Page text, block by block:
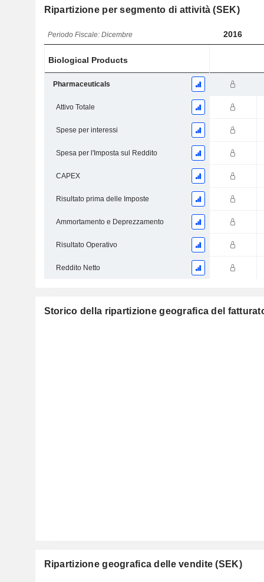
Ripartizione per segmento di attività (SEK)
Periodo Fiscale: Dicembre 2016
Biological Products
Pharmaceuticals
Attivo Totale
Spese per interessi
Spesa per l'Imposta sul Reddito
CAPEX
Risultato prima delle Imposte
Ammortamento e Deprezzamento
Risultato Operativo
Reddito Netto
Storico della ripartizione geografica del
Ripartizione geografica delle vendite (SEK)